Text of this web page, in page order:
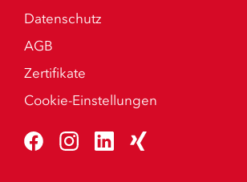
Datenschutz
AGB
Zertifikate
Cookie-Einstellungen